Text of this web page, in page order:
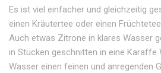
Es ist viel einfacher und gleichzeitig
einen Kräutertee oder einen
Auch etwas Zitrone in klares Wasser
in Stücken geschnitten in eine Karaffe
Wasser einen feinen und anregenden